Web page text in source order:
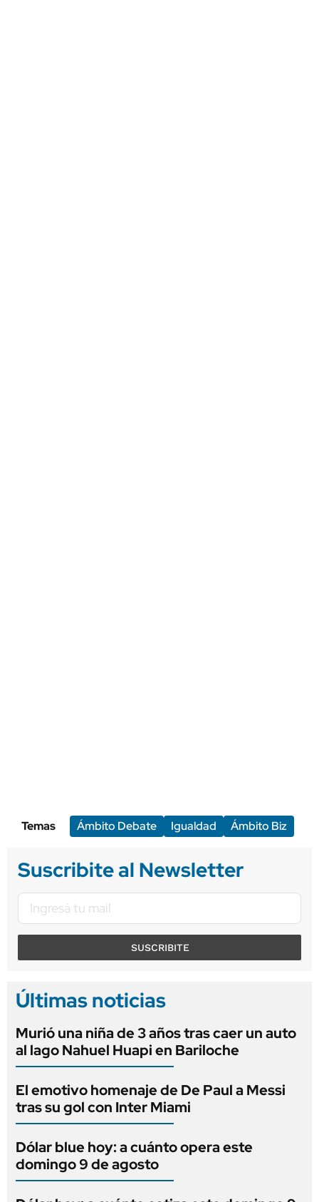
Temas Ámbito Debate Igualdad Ámbito Biz
Suscribite al Newsletter
SUSCRIBITE
Últimas noticias
Murió una niña de 3 años tras caer un auto
al lago Nahuel Huapi en Bariloche
El emotivo homenaje de De Paul a Messi
tras su gol con Inter Miami
Dólar blue hoy: a cuánto opera este
domingo 9 de agosto